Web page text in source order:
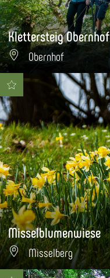
Klettersteig Obernhof
Obernhof
Misselblumenwiese
Misselberg